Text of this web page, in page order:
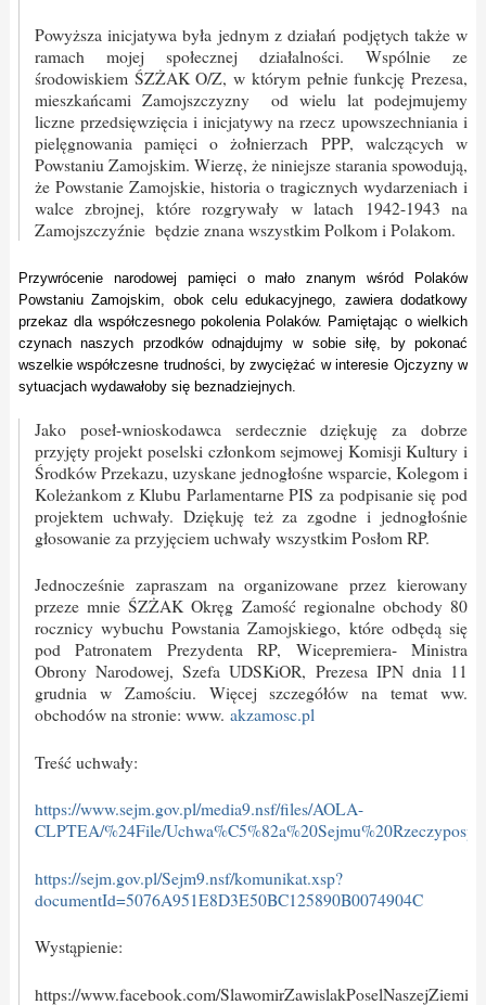
Powyższa inicjatywa była jednym z działań podjętych także w
ramach mojej społecznej działalności. Wspólnie ze
środowiskiem ŚZŻAK O/Z, w którym pełnie funkcję Prezesa,
mieszkańcami Zamojszczyzny od wielu lat podejmujemy
liczne przedsięwzięcia i inicjatywy na rzecz upowszechniania i
pielęgnowania pamięci o żołnierzach PPP, walczących w
Powstaniu Zamojskim. Wierzę, że niniejsze starania spowodują,
że Powstanie Zamojskie, historia o tragicznych wydarzeniach i
walce zbrojnej, które rozgrywały w latach 1942-1943 na
Zamojszczyźnie będzie znana wszystkim Polkom i Polakom.
Przywrócenie narodowej pamięci o mało znanym wśród Polaków
Powstaniu Zamojskim, obok celu edukacyjnego, zawiera dodatkowy
przekaz dla współczesnego pokolenia Polaków. Pamiętając o wielkich
czynach naszych przodków odnajdujmy w sobie siłę, by pokonać
wszelkie współczesne trudności, by zwyciężać w interesie Ojczyzny w
sytuacjach wydawałoby się beznadziejnych.
Jako poseł-wnioskodawca serdecznie dziękuję za dobrze
przyjęty projekt poselski członkom sejmowej Komisji Kultury i
Środków Przekazu, uzyskane jednogłośne wsparcie, Kolegom i
Koleżankom z Klubu Parlamentarne PIS za podpisanie się pod
projektem uchwały. Dziękuję też za zgodne i jednogłośnie
głosowanie za przyjęciem uchwały wszystkim Posłom RP.
Jednocześnie zapraszam na organizowane przez kierowany
przeze mnie ŚZŻAK Okręg Zamość regionalne obchody 80
rocznicy wybuchu Powstania Zamojskiego, które odbędą się
pod Patronatem Prezydenta RP, Wicepremiera- Ministra
Obrony Narodowej, Szefa UDSKiOR, Prezesa IPN dnia 11
grudnia w Zamościu. Więcej szczegółów na temat ww.
obchodów na stronie: www. akzamosc.pl
Treść uchwały:
https://www.sejm.gov.pl/media9.nsf/files/AOLA-
CLPTEA/%24File/
https://sejm.gov.pl/Sejm9.nsf/komunikat.xsp?
documentId=5076A951E8D3E50BC125890B0074904C
Wystąpienie:
https://www.facebook.com/SlawomirZawislakPoselNaszejZiemi/